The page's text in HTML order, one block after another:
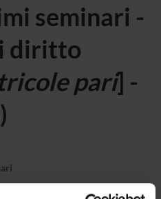
seminari -
diritto
pari] -